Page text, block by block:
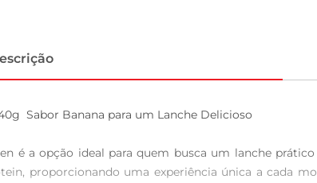
Sabor Banana para um Lanche Delicioso
é a opção ideal para quem busca um lanche
proporcionando uma experiência única a cada